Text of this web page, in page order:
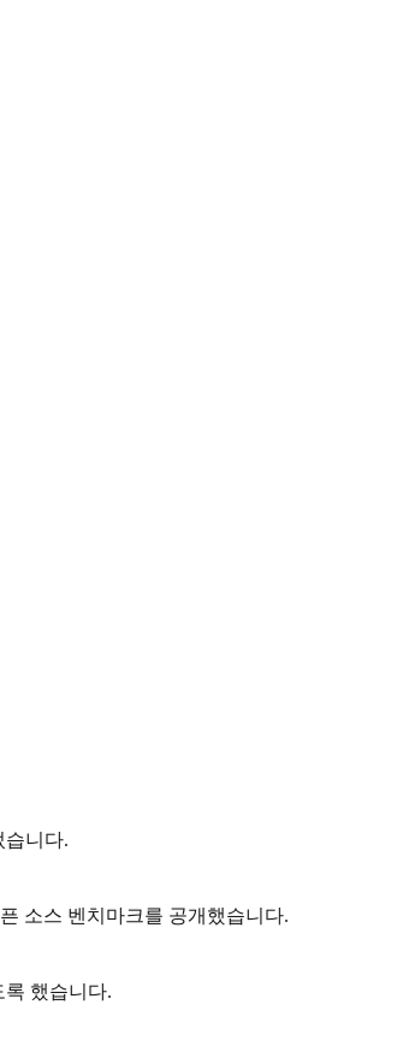
습니다.
소스 벤치마크를 공개했습니다.
했습니다.